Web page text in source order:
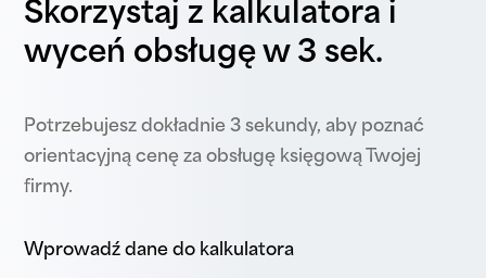
Skorzystaj z kalkulatora i
wyceń obsługę w 3 sek.
Potrzebujesz dokładnie 3 sekundy, aby poznać
orientacyjną cenę za obsługę księgową Twojej
firmy.
Wprowadź dane do kalkulatora